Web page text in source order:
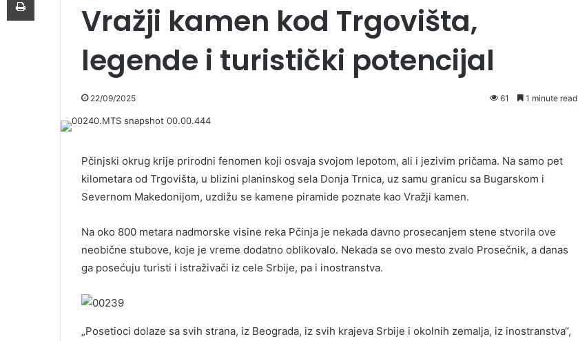
Vražji kamen kod Trgovišta,
legende i turistički potencijal
22/09/2025 61 1 minute read
Pčinjski okrug krije prirodni fenomen koji osvaja svojom lepotom, ali i jezivim pričama. Na samo pet
kilometara od Trgovišta, u blizini planinskog sela Donja Trnica, uz samu granicu sa Bugarskom i
Severnom Makedonijom, uzdižu se kamene piramide poznate kao Vražji kamen.
Na oko 800 metara nadmorske visine reka Pčinja je nekada davno prosecanjem stene stvorila ove
neobične stubove, koje je vreme dodatno oblikovalo. Nekada se ovo mesto zvalo Prosečnik, a danas
ga posećuju turisti i istraživači iz cele Srbije, pa i inostranstva.
„Posetioci dolaze sa svih strana, iz Beograda, iz svih krajeva Srbije i okolnih zemalja, iz inostranstva“,